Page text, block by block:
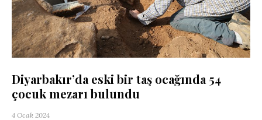
Diyarbakır’da eski bir taş ocağında 54
çocuk mezarı bulundu
4 Ocak 2024